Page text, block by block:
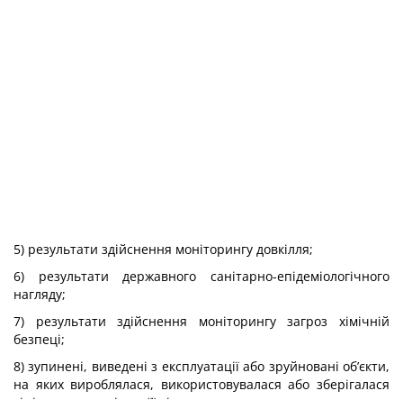
5) результати здійснення моніторингу довкілля;
6) результати державного санітарно-епідеміологічного
нагляду;
7) результати здійснення моніторингу загроз хімічній
безпеці;
8) зупинені, виведені з експлуатації або зруйновані об’єкти,
на яких вироблялася, використовувалася або зберігалася